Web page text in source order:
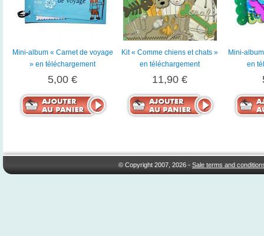
Mini-album « Carnet de voyage
» en téléchargement
5,00 €
Kit « Comme chiens et chats »
en téléchargement
11,90 €
Mini-
en
© Copyright 2007, 2026 -Sale terms and